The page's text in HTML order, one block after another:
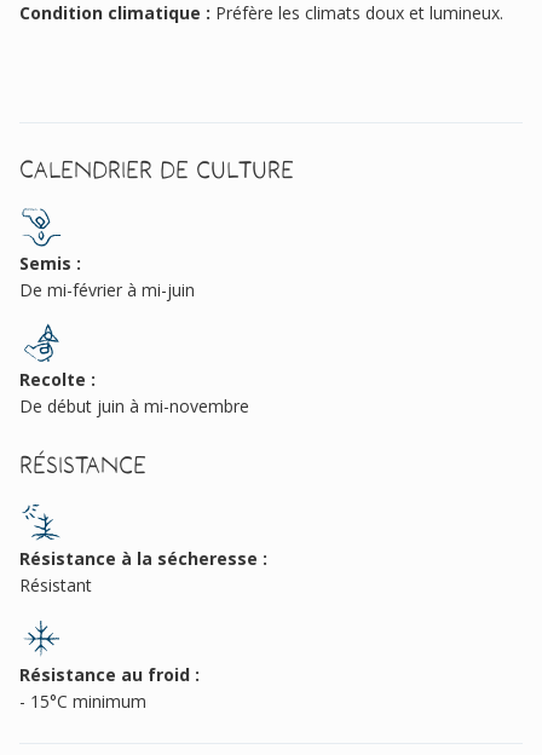
Condition climatique : Préfère les climats doux et lumineux.
Calendrier de culture
Semis :
De mi-février à mi-juin
Recolte :
De début juin à mi-novembre
Résistance
Résistance à la sécheresse :
Résistant
Résistance au froid :
- 15°C minimum